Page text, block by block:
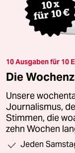
10 Ausgaben für 10
Die
Unsere
Journalismus,
Stimmen, die
zehn Wochen
Jeden